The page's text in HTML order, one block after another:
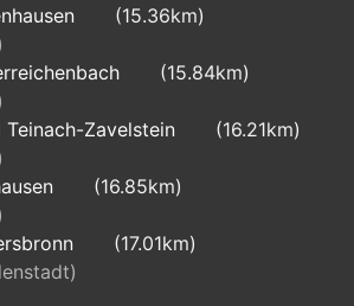
(15.36km)
(15.84km)
Zavelstein
(16.21km)
(16.85km)
(17.01km)